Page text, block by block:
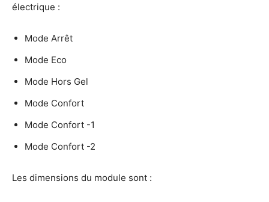
électrique :
Mode Arrêt
Mode Eco
Mode Hors Gel
Mode Confort
Mode Confort -1
Mode Confort -2
Les dimensions du module sont :